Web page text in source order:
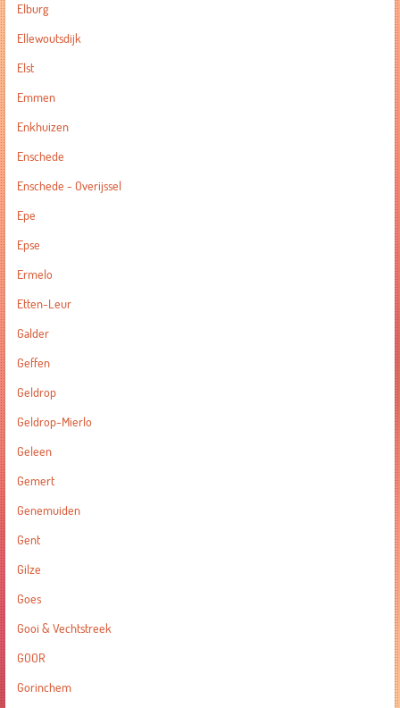
Elburg
Ellewoutsdijk
Elst
Emmen
Enkhuizen
Enschede
Enschede - Overijssel
Epe
Epse
Ermelo
Etten-Leur
Galder
Geffen
Geldrop
Geldrop-Mierlo
Geleen
Gemert
Genemuiden
Gent
Gilze
Goes
Gooi & Vechtstreek
GOOR
Gorinchem